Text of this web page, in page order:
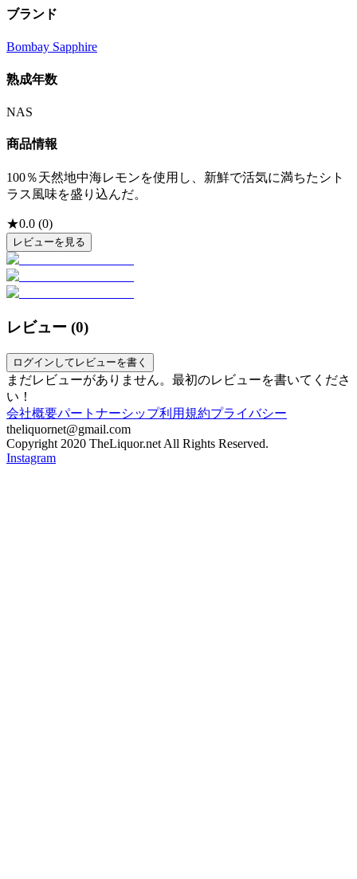
ブランド
Bombay Sapphire
熟成年数
NAS
商品情報
100％天然地中海レモンを使用し、新鮮で活気に満ちたシト
ラス風味を盛り込んだ。
★0.0 (0)
レビューを見る
レビュー (0)
ログインしてレビューを書く
まだレビューがありません。最初のレビューを書いてくださ
い！
会社概要パートナーシップ利用規約プライバシー
theliquornet@gmail.com
Copyright 2020 TheLiquor.net All Rights Reserved.
Instagram